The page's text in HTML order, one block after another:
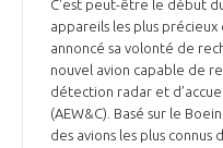
C'est peut-être le début
appareils les plus précieux
annoncé sa volonté de
nouvel avion capable de
détection radar et
(AEW&C). Basé sur le
des avions les plus